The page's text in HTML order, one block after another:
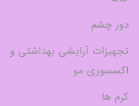
دور چشم
تجهیزات آرایشی بهداشتی و
اکسسوری مو
کرم ها